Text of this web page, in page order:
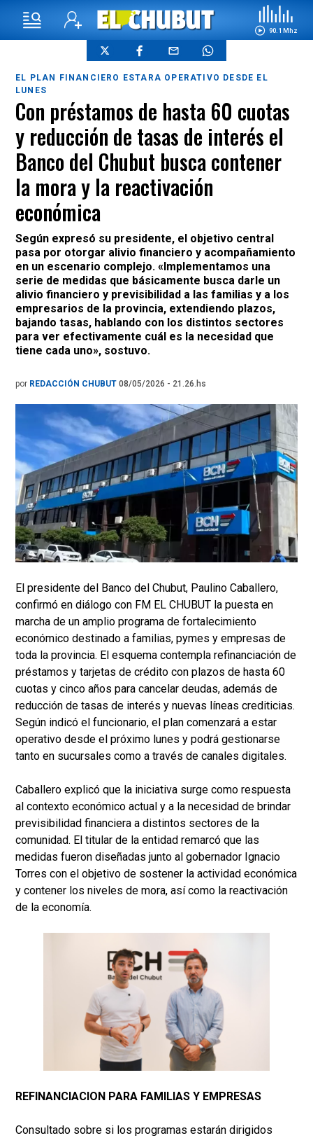
90.1 Mhz
EL PLAN FINANCIERO ESTARA OPERATIVO DESDE EL
LUNES
Con préstamos de hasta 60 cuotas
y reducción de tasas de interés el
Banco del Chubut busca contener
la mora y la reactivación
económica
Según expresó su presidente, el objetivo central
pasa por otorgar alivio financiero y acompañamiento
en un escenario complejo. «Implementamos una
serie de medidas que básicamente busca darle un
alivio financiero y previsibilidad a las familias y a los
empresarios de la provincia, extendiendo plazos,
bajando tasas, hablando con los distintos sectores
para ver efectivamente cuál es la necesidad que
tiene cada uno», sostuvo.
por REDACCIÓN CHUBUT 08/05/2026 - 21.26.hs
El presidente del Banco del Chubut, Paulino Caballero,
confirmó en diálogo con FM EL CHUBUT la puesta en
marcha de un amplio programa de fortalecimiento
económico destinado a familias, pymes y empresas de
toda la provincia. El esquema contempla refinanciación de
préstamos y tarjetas de crédito con plazos de hasta 60
cuotas y cinco años para cancelar deudas, además de
reducción de tasas de interés y nuevas líneas crediticias.
Según indicó el funcionario, el plan comenzará a estar
operativo desde el próximo lunes y podrá gestionarse
tanto en sucursales como a través de canales digitales.
Caballero explicó que la iniciativa surge como respuesta
al contexto económico actual y a la necesidad de brindar
previsibilidad financiera a distintos sectores de la
comunidad. El titular de la entidad remarcó que las
medidas fueron diseñadas junto al gobernador Ignacio
Torres con el objetivo de sostener la actividad económica
y contener los niveles de mora, así como la reactivación
de la economía.
REFINANCIACION PARA FAMILIAS Y EMPRESAS
Consultado sobre si los programas estarán dirigidos